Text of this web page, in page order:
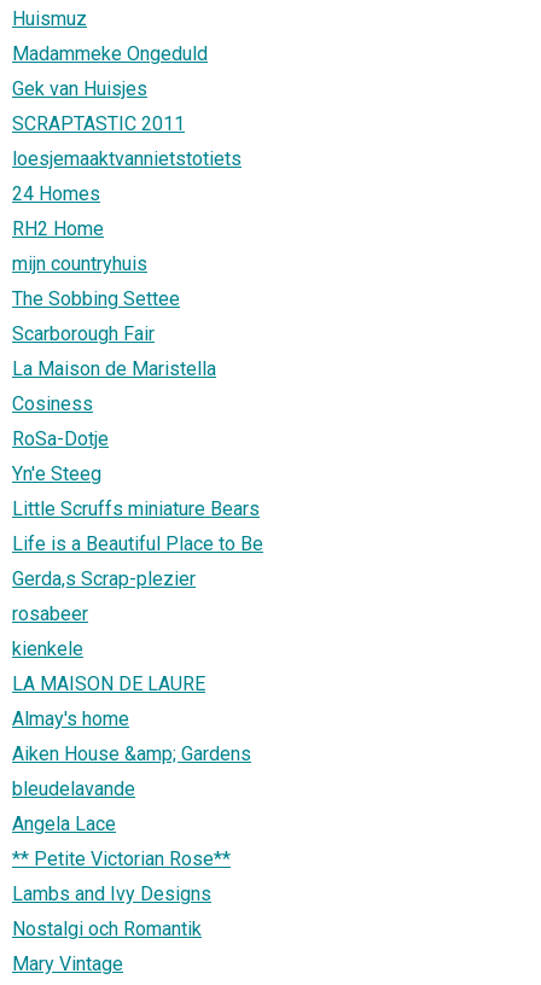
Huismuz
Madammeke Ongeduld
Gek van Huisjes
SCRAPTASTIC 2011
loesjemaaktvannietstotiets
24 Homes
RH2 Home
mijn countryhuis
The Sobbing Settee
Scarborough Fair
La Maison de Maristella
Cosiness
RoSa-Dotje
Yn'e Steeg
Little Scruffs miniature Bears
Life is a Beautiful Place to Be
Gerda,s Scrap-plezier
rosabeer
kienkele
LA MAISON DE LAURE
Almay's home
Aiken House &amp; Gardens
bleudelavande
Angela Lace
** Petite Victorian Rose**
Lambs and Ivy Designs
Nostalgi och Romantik
Mary Vintage